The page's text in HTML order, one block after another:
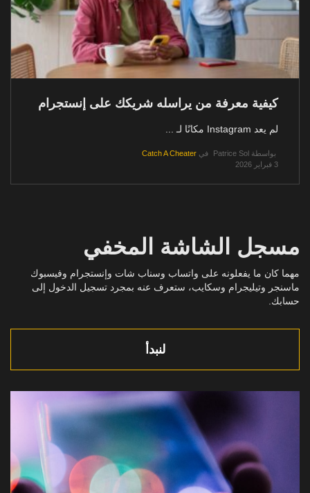
كيفية معرفة من يراسله شريكك على إنستجرام
لم يعد Instagram مكانًا لـ ...
بواسطة Patrice Sol في Catch A Cheater
3 فبراير 2026
مسجل الشاشة المخفي
مهما كان ما يفعلونه على واتساب وسناب شات وإنستجرام وفيسبوك
ماسنجر وتيليجرام وسكايب، ستعرف عنه بمجرد تسجيل الدخول إلى
حسابك.
لنبدأ